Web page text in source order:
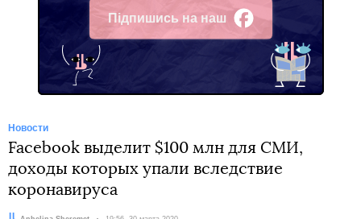
Підпишись на наш
Facebook
Новости
Facebook выделит $100 млн для СМИ,
доходы которых упали вследствие
коронавируса